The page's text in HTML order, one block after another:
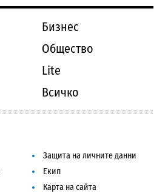
Бизнес
Общество
Lite
Всичко
Защита на личните данни
Екип
Карта на сайта